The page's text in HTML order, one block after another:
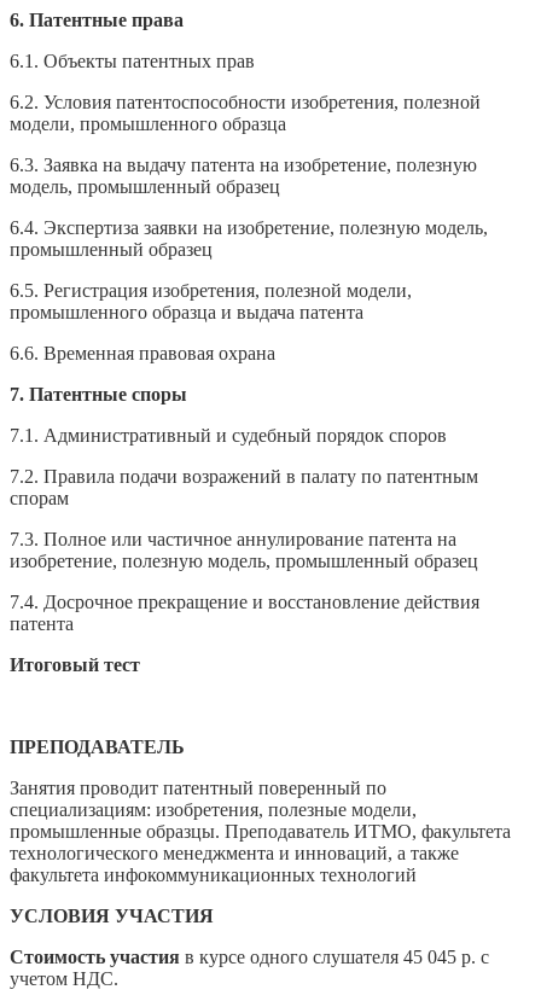
6. Патентные права
6.1. Объекты патентных прав
6.2. Условия патентоспособности изобретения, полезной
модели, промышленного образца
6.3. Заявка на выдачу патента на изобретение, полезную
модель, промышленный образец
6.4. Экспертиза заявки на изобретение, полезную модель,
промышленный образец
6.5. Регистрация изобретения, полезной модели,
промышленного образца и выдача патента
6.6. Временная правовая охрана
7. Патентные споры
7.1. Административный и судебный порядок споров
7.2. Правила подачи возражений в палату по патентным
спорам
7.3. Полное или частичное аннулирование патента на
изобретение, полезную модель, промышленный образец
7.4. Досрочное прекращение и восстановление действия
патента
Итоговый тест
ПРЕПОДАВАТЕЛЬ
Занятия проводит патентный поверенный по
специализациям: изобретения, полезные модели,
промышленные образцы. Преподаватель ИТМО, факультета
технологического менеджмента и инноваций, а также
факультета инфокоммуникационных технологий
УСЛОВИЯ УЧАСТИЯ
Стоимость участия в курсе одного слушателя 45 045 р. с
учетом НДС.